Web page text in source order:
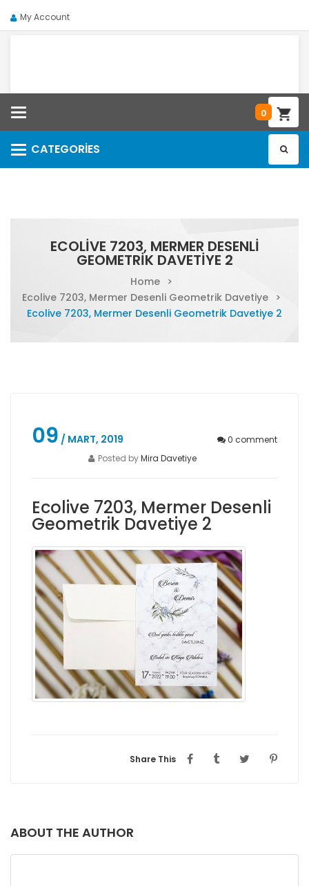
My Account
0
CATEGORIES
Categories
ECOLIVE 7203, MERMER DESENLI
GEOMETRIK DAVETIYE 2
Home
>
Ecolive 7203, Mermer Desenli Geometrik Davetiye
>
Ecolive 7203, Mermer Desenli Geometrik Davetiye 2
09 / MART, 2019 0 comment
Posted byMira Davetiye
Ecolive 7203, Mermer Desenli
Geometrik Davetiye 2
Share This
ABOUT THE AUTHOR